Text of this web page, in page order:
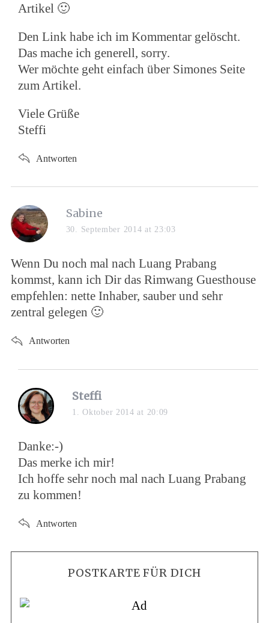
Artikel 🙂
Den Link habe ich im Kommentar gelöscht.
Das mache ich generell, sorry.
Wer möchte geht einfach über Simones Seite
zum Artikel.
Viele Grüße
Steffi
Antworten
Sabine
30. September 2014 at 23:03
Wenn Du noch mal nach Luang Prabang
kommst, kann ich Dir das Rimwang Guesthouse
empfehlen: nette Inhaber, sauber und sehr
zentral gelegen 🙂
Antworten
Steffi
1. Oktober 2014 at 20:09
Danke:-)
Das merke ich mir!
Ich hoffe sehr noch mal nach Luang Prabang
zu kommen!
Antworten
POSTKARTE FÜR DICH